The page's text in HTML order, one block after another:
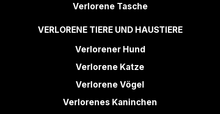
Verlorene Tasche
VERLORENE TIERE UND HAUSTIERE
Verlorener Hund
Verlorene Katze
Verlorene Vögel
Verlorenes Kaninchen